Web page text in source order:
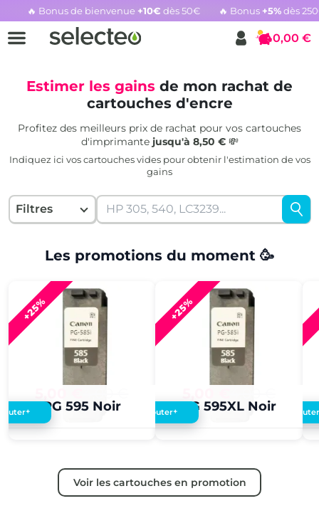
🔥 Bonus de bienvenue +10€ dès 50€ 🔥 Bonus +5%dès
Rachat cartouche vide, voir l'offre promotionnelle
Panier
0,00 €
Estimer les gains de mon rachat de
cartouches d'encre
Profitez des meilleurs prix de rachat pour vos cartouches
d'imprimante jusqu'à 8,50 €💸
Indiquez ici vos cartouches vides pour obtenir l'estimation de vos
gains
Filtres
Les promotions du moment 🥳
+25%
PG 595 Noir
+
+25%
PG 595XL Noir
Ajouter+
Voir les cartouches en promotion